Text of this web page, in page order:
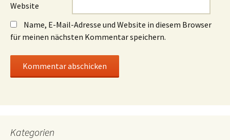
Website
Name, E-Mail-Adresse und Website in diesem Browser
für meinen nächsten Kommentar speichern.
Kategorien